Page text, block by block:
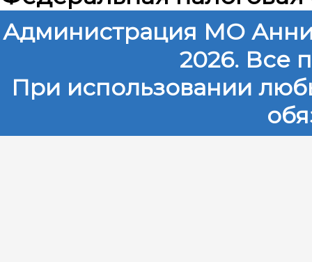
Администрация МО
2026. Все
При использовании